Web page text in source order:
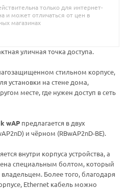
только для интернет-
и может отличаться от цен в
магазинах
уличная точка доступа.
стильном корпусе,
установки на стене дома,
месте, где нужен доступ в сеть
wAP предлагается в двух
и чёрном (RBwAP2nD-BE).
внутри корпуса устройства, а
специальным болтом, который
Более того, благодаря
Ethernet кабель можно